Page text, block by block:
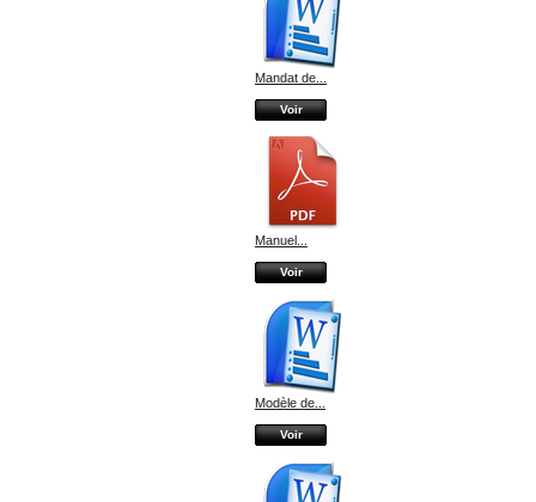
Mandat de...
Voir
Manuel...
Voir
Modèle de...
Voir